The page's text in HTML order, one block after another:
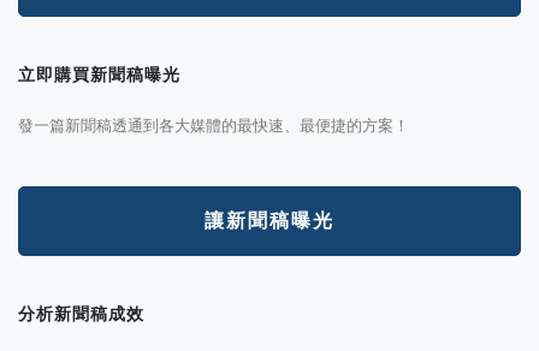
立即購買新聞稿曝光
發一篇新聞稿透通到各大媒體的最快速、最便捷的方案！
讓新聞稿曝光
分析新聞稿成效